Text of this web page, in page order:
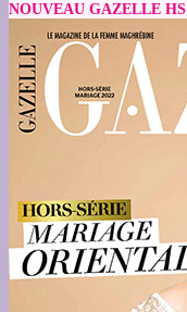
NOUVEAU GAZELLE